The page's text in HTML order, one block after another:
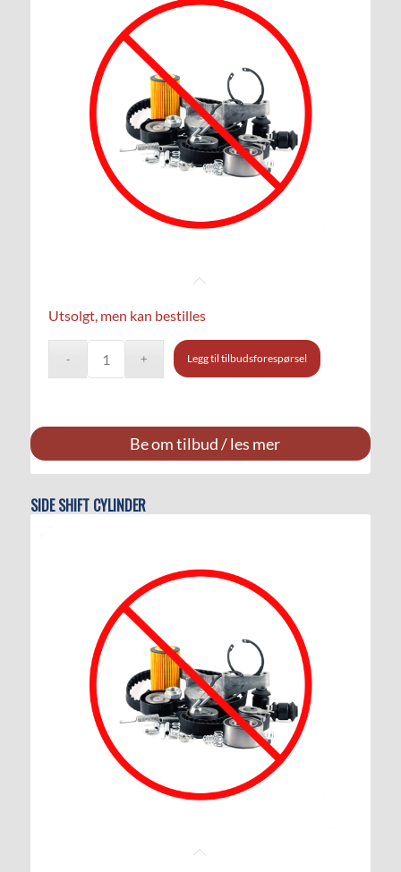
Utsolgt, men kan bestilles
Legg til tilbudsforespørsel
Be om tilbud / les mer
SIDE SHIFT CYLINDER